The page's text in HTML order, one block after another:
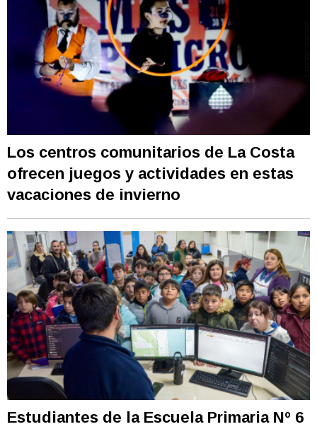
Los centros comunitarios de La Costa
ofrecen juegos y actividades en estas
vacaciones de invierno
Estudiantes de la Escuela Primaria Nº 6